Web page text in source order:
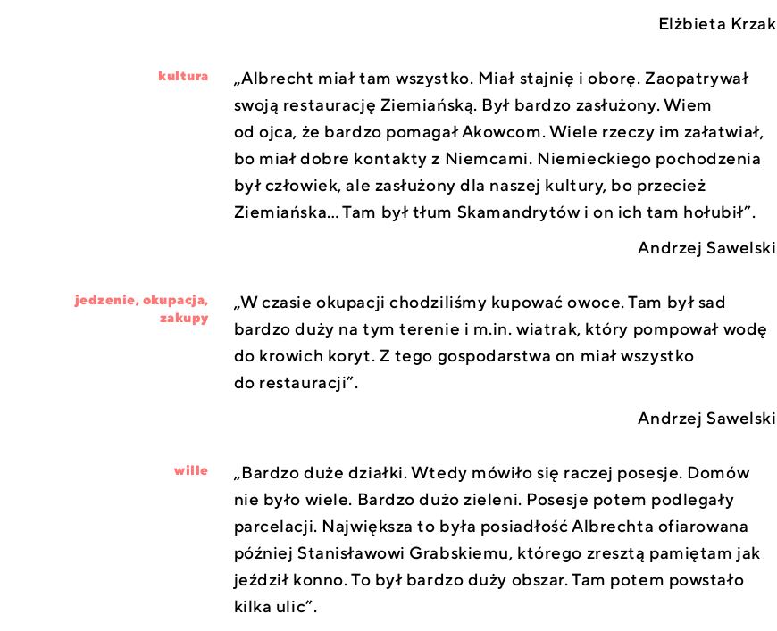
Elżbieta Krzak
„Albrecht miał tam wszystko. Miał stajnię i oborę. Zaopatrywał
swoją restaurację Ziemiańską. Był bardzo zasłużony. Wiem
od ojca, że bardzo pomagał Akowcom. Wiele rzeczy im załatwiał,
bo miał dobre kontakty z Niemcami. Niemieckiego pochodzenia
był człowiek, ale zasłużony dla naszej kultury, bo przecież
Ziemiańska… Tam był tłum Skamandrytów i on ich tam hołubił”.
Andrzej Sawelski
kultura
„W czasie okupacji chodziliśmy kupować owoce. Tam był sad
bardzo duży na tym terenie i m.in. wiatrak, który pompował wodę
do krowich koryt. Z tego gospodarstwa on miał wszystko
do restauracji”.
Andrzej Sawelski
jedzenie, okupacja,
zakupy
„Bardzo duże działki. Wtedy mówiło się raczej posesje. Domów
nie było wiele. Bardzo dużo zieleni. Posesje potem podlegały
parcelacji. Największa to była posiadłość Albrechta ofiarowana
później Stanisławowi Grabskiemu, którego zresztą pamiętam jak
jeździł konno. To był bardzo duży obszar. Tam potem powstało
kilka ulic”.
wille